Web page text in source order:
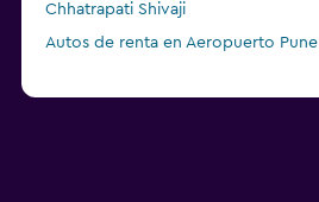
Chhatrapati Shivaji
Autos de renta en Aeropuerto Pune